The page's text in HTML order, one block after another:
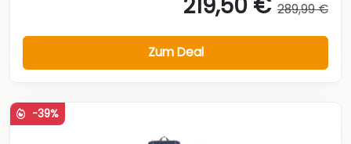
289,99 €
Zum Deal
-39%